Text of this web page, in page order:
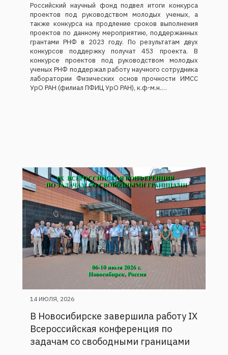
Российский научный фонд подвел итоги конкурса
проектов под руководством молодых ученых, а
также конкурса на продление сроков выполнения
проектов по данному мероприятию, поддержанных
грантами РНФ в 2023 году. По результатам двух
конкурсов поддержку получат 453 проекта. В
конкурсе проектов под руководством молодых
ученых РНФ поддержал работу научного сотрудника
лаборатории Физических основ прочности ИМСС
УрО РАН (филиал ПФИЦ УрО РАН), к.ф-м.н.…
14 ИЮЛЯ, 2026
В Новосибирске завершила работу IX
Всероссийская конференция по
задачам со свободными границами